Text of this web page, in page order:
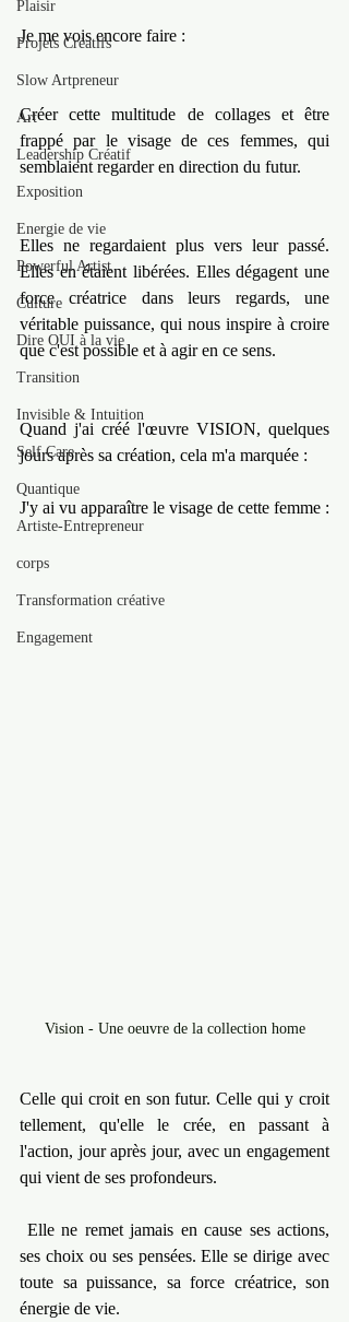
Plaisir
Projets Créatifs
Slow Artpreneur
Art
Leadership Créatif
Exposition
Energie de vie
Powerful Artist
Culture
Dire OUI à la vie
Transition
Invisible & Intuition
Self Care
Quantique
Artiste-Entrepreneur
corps
Transformation créative
Engagement
Je me vois encore faire :
Créer cette multitude de collages et être
frappé par le visage de ces femmes, qui
semblaient regarder en direction du futur.
Elles ne regardaient plus vers leur passé.
Elles en étaient libérées. Elles dégagent une
force créatrice dans leurs regards, une
véritable puissance, qui nous inspire à croire
que c'est possible et à agir en ce sens.
Quand j'ai créé l'œuvre VISION, quelques
jours après sa création, cela m'a marquée :
J'y ai vu apparaître le visage de cette femme :
Vision - Une oeuvre de la collection home
Celle qui croit en son futur. Celle qui y croit
tellement, qu'elle le crée, en passant à
l'action, jour après jour, avec un engagement
qui vient de ses profondeurs.
Elle ne remet jamais en cause ses actions,
ses choix ou ses pensées. Elle se dirige avec
toute sa puissance, sa force créatrice, son
énergie de vie.